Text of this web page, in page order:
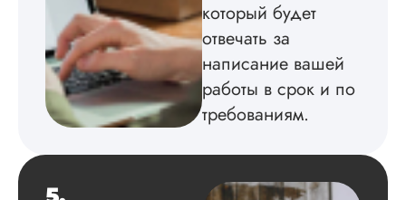
Вид работы:
Дата:
диссертацию по
философии
на твердую 5.
который будет
отвечать за
написание вашей
работы в срок и по
требованиям.